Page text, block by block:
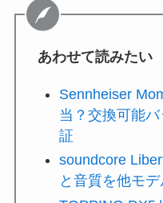
あわせて読みたい
Sennheiser
当？交換可能
証
soundcore
と音質を他モ